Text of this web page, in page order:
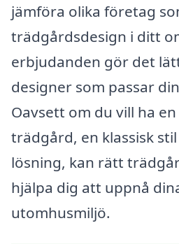
jämföra olika företag
trädgårdsdesign i ditt
erbjudanden gör det
designer som passar
Oavsett om du vill ha
trädgård, en klassisk
lösning, kan rätt
hjälpa dig att uppnå
utomhusmiljö.